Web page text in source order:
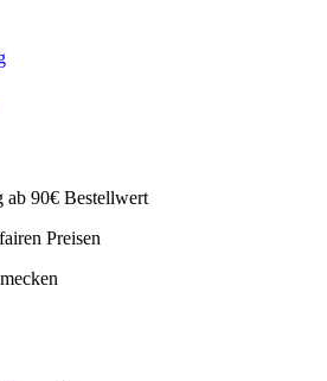
ab 90€ Bestellwert
Preisen